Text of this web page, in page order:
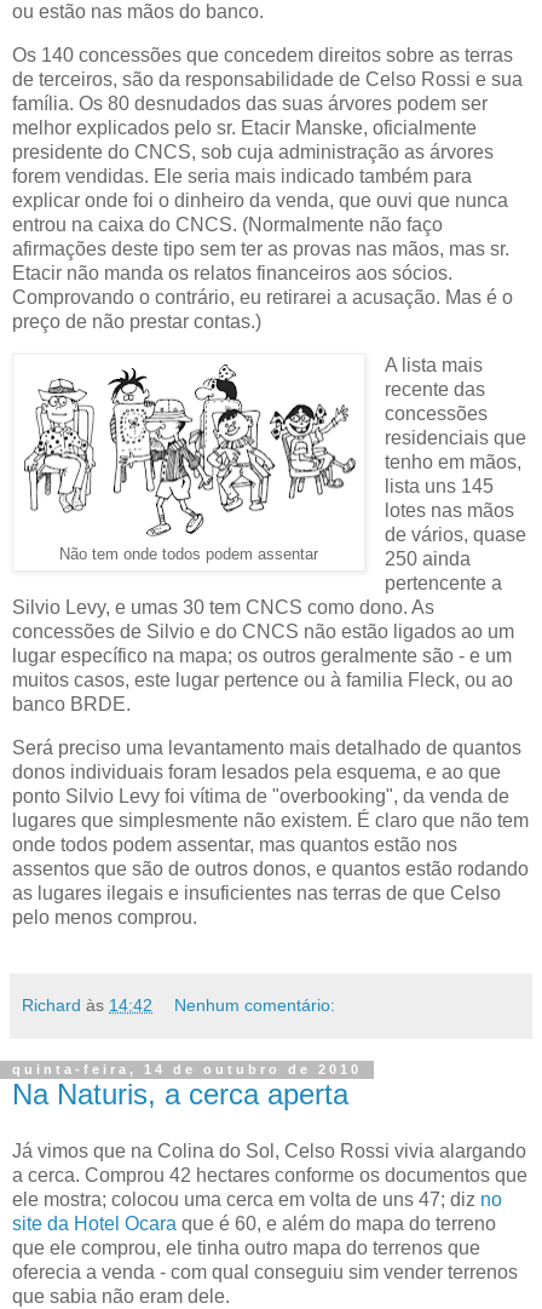
ou estão nas mãos do banco.
Os 140 concessões que concedem direitos sobre as terras
de terceiros, são da responsabilidade de Celso Rossi e sua
família. Os 80 desnudados das suas árvores podem ser
melhor explicados pelo sr. Etacir Manske, oficialmente
presidente do CNCS, sob cuja administração as árvores
forem vendidas. Ele seria mais indicado também para
explicar onde foi o dinheiro da venda, que ouvi que nunca
entrou na caixa do CNCS. (Normalmente não faço
afirmações deste tipo sem ter as provas nas mãos, mas sr.
Etacir não manda os relatos financeiros aos sócios.
Comprovando o contrário, eu retirarei a acusação. Mas é o
preço de não prestar contas.)
Não tem onde todos podem assentar
A lista mais
recente das
concessões
residenciais que
tenho em mãos,
lista uns 145
lotes nas mãos
de vários, quase
250 ainda
pertencente a
Silvio Levy, e umas 30 tem CNCS como dono. As
concessões de Silvio e do CNCS não estão ligados ao um
lugar específico na mapa; os outros geralmente são - e um
muitos casos, este lugar pertence ou à familia Fleck, ou ao
banco BRDE.
Será preciso uma levantamento mais detalhado de quantos
donos individuais foram lesados pela esquema, e ao que
ponto Silvio Levy foi vítima de "overbooking", da venda de
lugares que simplesmente não existem. É claro que não tem
onde todos podem assentar, mas quantos estão nos
assentos que são de outros donos, e quantos estão rodando
as lugares ilegais e insuficientes nas terras de que Celso
pelo menos comprou.
Richard às 14:42 Nenhum comentário:
quinta-feira, 14 de outubro de 2010
Na Naturis, a cerca aperta
Já vimos que na Colina do Sol, Celso Rossi vivia alargando
a cerca. Comprou 42 hectares conforme os documentos que
ele mostra; colocou uma cerca em volta de uns 47; diz no
site da Hotel Ocara que é 60, e além do mapa do terreno
que ele comprou, ele tinha outro mapa do terrenos que
oferecia a venda - com qual conseguiu sim vender terrenos
que sabia não eram dele.